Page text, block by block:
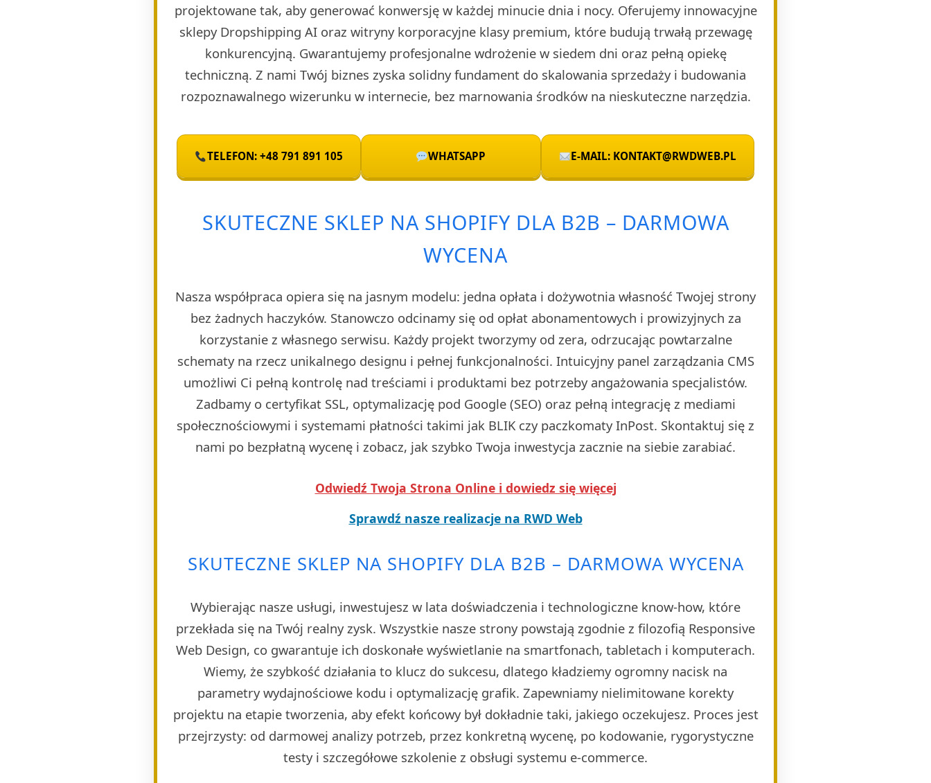
projektowane tak, aby generować konwersję w każdej minucie dnia i nocy. Oferujemy innowacyjne
sklepy Dropshipping AI oraz witryny korporacyjne klasy premium, które budują trwałą przewagę
konkurencyjną. Gwarantujemy profesjonalne wdrożenie w siedem dni oraz pełną opiekę
techniczną. Z nami Twój biznes zyska solidny fundament do skalowania sprzedaży i budowania
rozpoznawalnego wizerunku w internecie, bez marnowania środków na nieskuteczne narzędzia.
TELEFON: +48 791 891 105 WHATSAPP E-MAIL: KONTAKT@RWDWEB.PL
SKUTECZNE SKLEP NA SHOPIFY DLA B2B – DARMOWA
WYCENA
Nasza współpraca opiera się na jasnym modelu: jedna opłata i dożywotnia własność Twojej strony
bez żadnych haczyków. Stanowczo odcinamy się od opłat abonamentowych i prowizyjnych za
korzystanie z własnego serwisu. Każdy projekt tworzymy od zera, odrzucając powtarzalne
schematy na rzecz unikalnego designu i pełnej funkcjonalności. Intuicyjny panel zarządzania CMS
umożliwi Ci pełną kontrolę nad treściami i produktami bez potrzeby angażowania specjalistów.
Zadbamy o certyfikat SSL, optymalizację pod Google (SEO) oraz pełną integrację z mediami
społecznościowymi i systemami płatności takimi jak BLIK czy paczkomaty InPost. Skontaktuj się z
nami po bezpłatną wycenę i zobacz, jak szybko Twoja inwestycja zacznie na siebie zarabiać.
Odwiedź Twoja Strona Online i dowiedz się więcej
Sprawdź nasze realizacje na RWD Web
SKUTECZNE SKLEP NA SHOPIFY DLA B2B – DARMOWA WYCENA
Wybierając nasze usługi, inwestujesz w lata doświadczenia i technologiczne know-how, które
przekłada się na Twój realny zysk. Wszystkie nasze strony powstają zgodnie z filozofią Responsive
Web Design, co gwarantuje ich doskonałe wyświetlanie na smartfonach, tabletach i komputerach.
Wiemy, że szybkość działania to klucz do sukcesu, dlatego kładziemy ogromny nacisk na
parametry wydajnościowe kodu i optymalizację grafik. Zapewniamy nielimitowane korekty
projektu na etapie tworzenia, aby efekt końcowy był dokładnie taki, jakiego oczekujesz. Proces jest
przejrzysty: od darmowej analizy potrzeb, przez konkretną wycenę, po kodowanie, rygorystyczne
testy i szczegółowe szkolenie z obsługi systemu e-commerce.